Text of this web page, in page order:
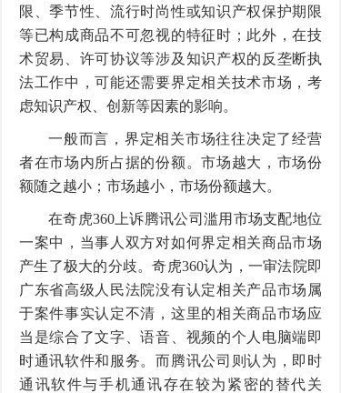
限、季节性、流行时尚性或知识产权保护期限
等已构成商品不可忽视的特征时；此外，在技
术贸易、许可协议等涉及知识产权的反垄断执
法工作中，可能还需要界定相关技术市场，考
虑知识产权、创新等因素的影响。
一般而言，界定相关市场往往决定了经营
者在市场内所占据的份额。市场越大，市场份
额随之越小；市场越小，市场份额越大。
在奇虎360上诉腾讯公司滥用市场支配地位
一案中，当事人双方对如何界定相关商品市场
产生了极大的分歧。奇虎360认为，一审法院即
广东省高级人民法院没有认定相关产品市场属
于案件事实认定不清，这里的相关商品市场应
当是综合了文字、语音、视频的个人电脑端即
时通讯软件和服务。而腾讯公司则认为，即时
通讯软件与手机通讯存在较为紧密的替代关